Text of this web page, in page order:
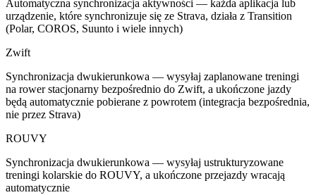
Automatyczna synchronizacja aktywności — każda aplikacja lub
urządzenie, które synchronizuje się ze Strava, działa z Transition
(Polar, COROS, Suunto i wiele innych)
Zwift
Synchronizacja dwukierunkowa — wysyłaj zaplanowane treningi
na rower stacjonarny bezpośrednio do Zwift, a ukończone jazdy
będą automatycznie pobierane z powrotem (integracja bezpośrednia,
nie przez Strava)
ROUVY
Synchronizacja dwukierunkowa — wysyłaj ustrukturyzowane
treningi kolarskie do ROUVY, a ukończone przejazdy wracają
automatycznie